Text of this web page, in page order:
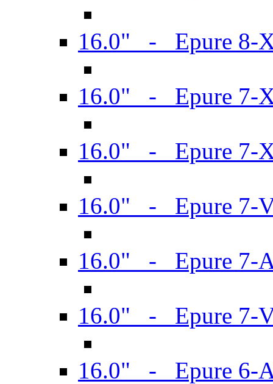
16.0" - Epure 8-
16.0" - Epure 7-
16.0" - Epure 7-
16.0" - Epure 7-
16.0" - Epure 7-
16.0" - Epure 7-
16.0" - Epure 6-